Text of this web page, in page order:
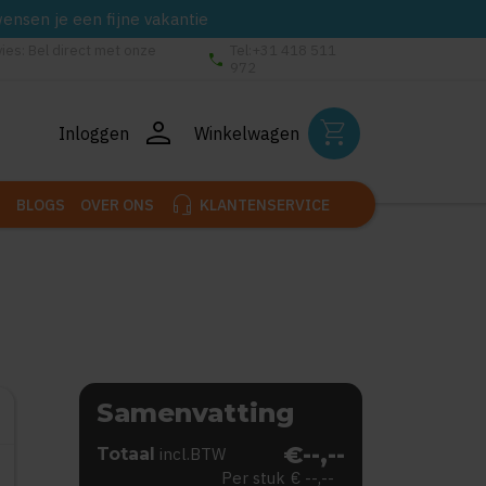
je een fijne vakantie
phone
Inloggen person Winkelwagen shopping_cart
BLOGS OVER ONS headset_mic KLANTENSERVICE
Samenvatting
Totaal incl.BTW €--,--
Per stuk € --,--